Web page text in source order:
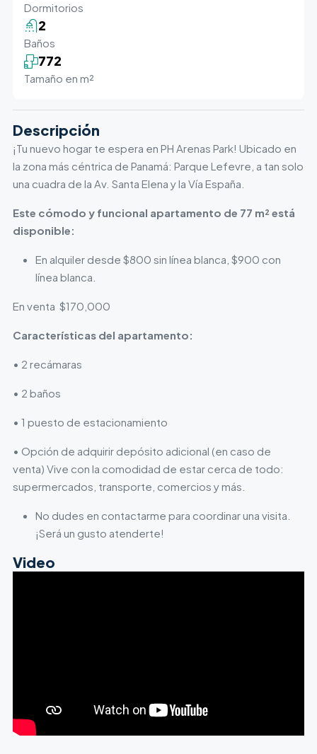
Dormitorios
Baños
2
Tamaño en m²
772
Descripción
¡Tu nuevo hogar te espera en PH Arenas Park! Ubicado en
la zona más céntrica de Panamá: Parque Lefevre, a tan solo
una cuadra de la Av. Santa Elena y la Vía España.
Este cómodo y funcional apartamento de 77 m² está
disponible:
En alquiler desde $800 sin línea blanca, $900 con
línea blanca.
En venta $170,000
Características del apartamento:
• 2 recámaras
• 2 baños
• 1 puesto de estacionamiento
• Opción de adquirir depósito adicional (en caso de
venta) Vive con la comodidad de estar cerca de todo:
supermercados, transporte, comercios y más.
No dudes en contactarme para coordinar una visita.
¡Será un gusto atenderte!
Video